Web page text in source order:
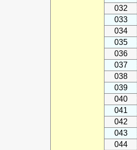
032
033
034
035
036
037
038
039
040
041
042
043
044